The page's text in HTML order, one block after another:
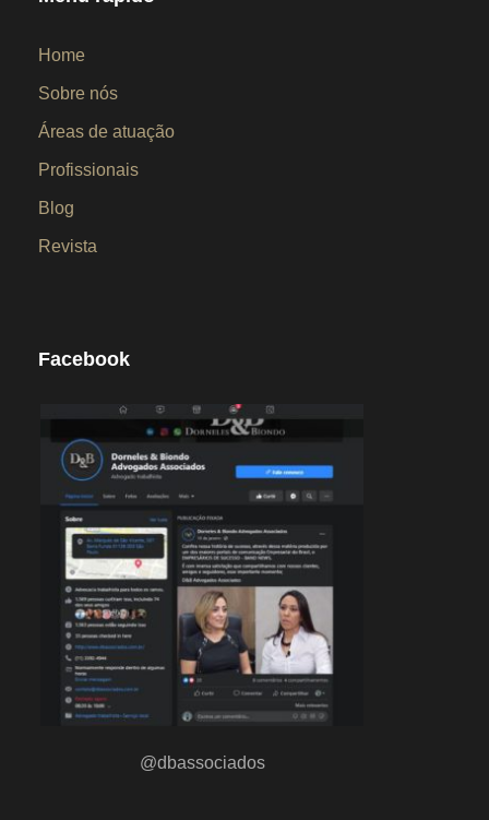
Home
Sobre nós
Áreas de atuação
Profissionais
Blog
Revista
Facebook
@dbassociados